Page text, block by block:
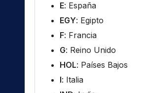
E: España
EGY: Egipto
F: Francia
G: Reino Unido
HOL: Países Bajos
I: Italia